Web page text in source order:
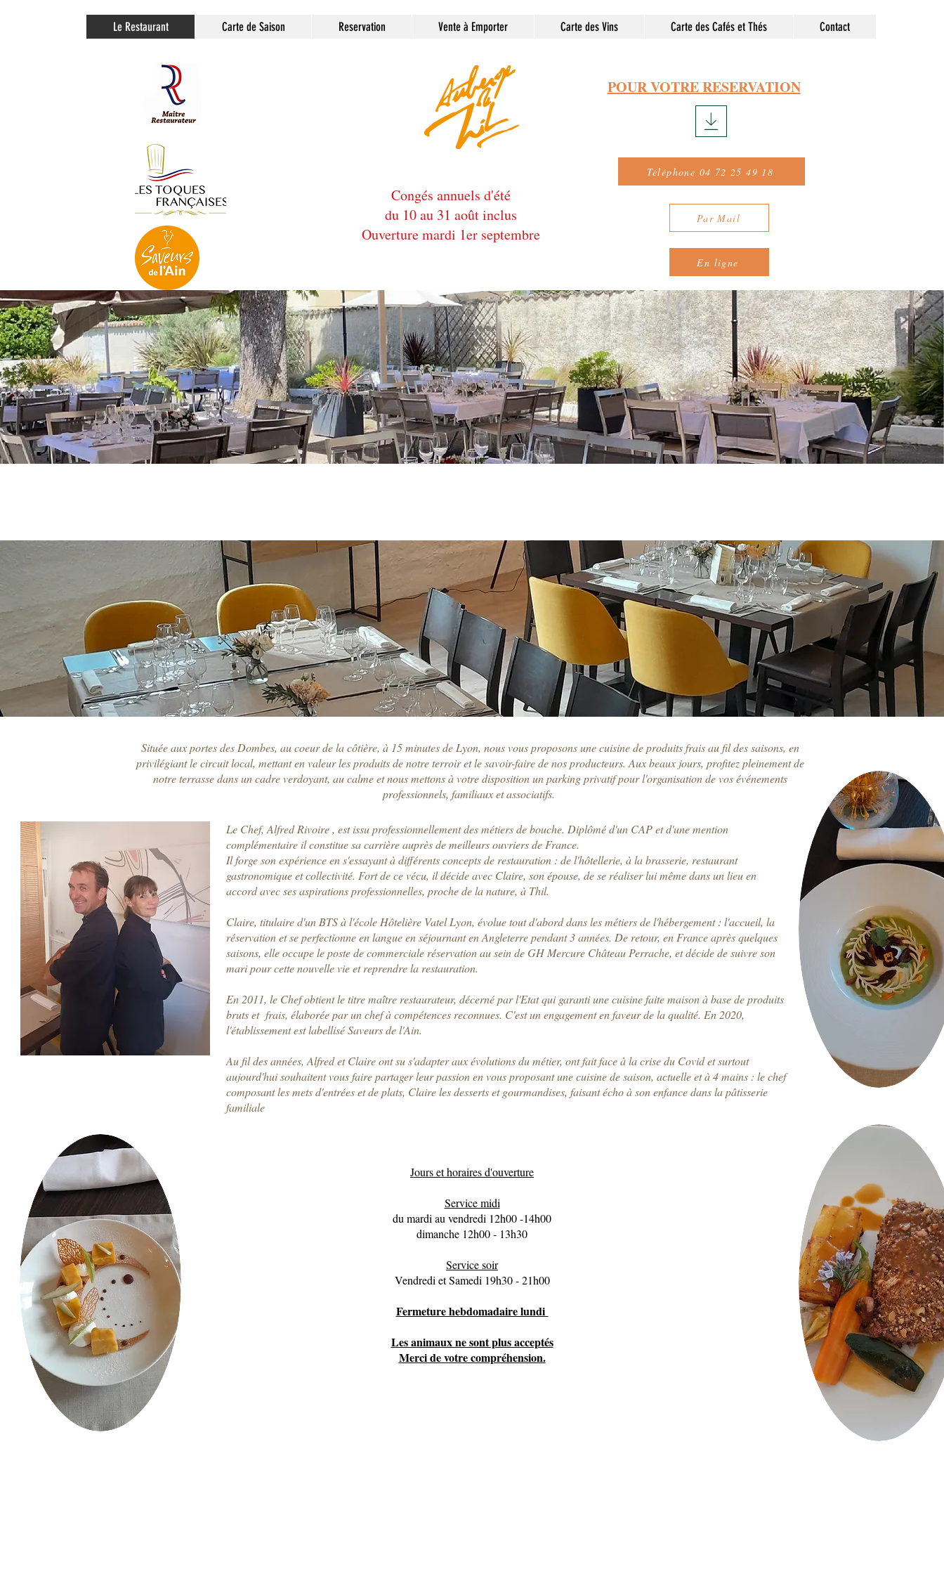
Le Restaurant Carte de Saison Reservation Vente à Emporter Carte des Vins Carte des Cafés et Thés Contact
POUR VOTRE RESERVATION
Téléphone 04 72 25 49 18
Congés annuels d'été
du 10 au 31 août inclus
Ouverture mardi 1er septembre
Par Mail
En ligne
Située aux portes des Dombes, au coeur de la côtière, à 15 minutes de Lyon, nous vous proposons une cuisine de produits frais au fil des saisons, en
privilégiant le circuit local, mettant en valeur les produits de notre terroir et le savoir-faire de nos producteurs. Aux beaux jours, profitez pleinement de
notre terrasse dans un cadre verdoyant, au calme et nous mettons à votre disposition un parking privatif pour l'organisation de vos événements
professionnels, familiaux et associatifs.
Le Chef, Alfred Rivoire , est issu professionnellement des métiers de bouche. Diplômé d'un CAP et d'une mention
complémentaire il constitue sa carrière auprès de meilleurs ouvriers de France.
Il forge son expérience en s'essayant à différents concepts de restauration : de l'hôtellerie, à la brasserie, restaurant
gastronomique et collectivité. Fort de ce vécu, il décide avec Claire, son épouse, de se réaliser lui même dans un lieu en
accord avec ses aspirations professionnelles, proche de la nature, à Thil.
Claire, titulaire d'un BTS à l'école Hôtelière Vatel Lyon, évolue tout d'abord dans les métiers de l'hébergement : l'accueil, la
réservation et se perfectionne en langue en séjournant en Angleterre pendant 3 années. De retour, en France après quelques
saisons, elle occupe le poste de commerciale réservation au sein de GH Mercure Château Perrache, et décide de suivre son
mari pour cette nouvelle vie et reprendre la restauration.
En 2011, le Chef obtient le titre maître restaurateur, décerné par l'Etat qui garanti une cuisine faite maison à base de produits
bruts et frais, élaborée par un chef à compétences reconnues. C'est un engagement en faveur de la qualité. En 2020,
l'établissement est labellisé Saveurs de l'Ain.
Au fil des années, Alfred et Claire ont su s'adapter aux évolutions du métier, ont fait face à la crise du Covid et surtout
aujourd'hui souhaitent vous faire partager leur passion en vous proposant une cuisine de saison, actuelle et à 4 mains : le chef
composant les mets d'entrées et de plats, Claire les desserts et gourmandises, faisant écho à son enfance dans la pâtisserie
familiale
Jours et horaires d'ouverture
Service midi
du mardi au vendredi 12h00 -14h00
dimanche 12h00 - 13h30
Service soir
Vendredi et Samedi 19h30 - 21h00
Fermeture hebdomadaire lundi
Les animaux ne sont plus acceptés
Merci de votre compréhension.